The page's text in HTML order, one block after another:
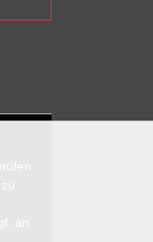
an